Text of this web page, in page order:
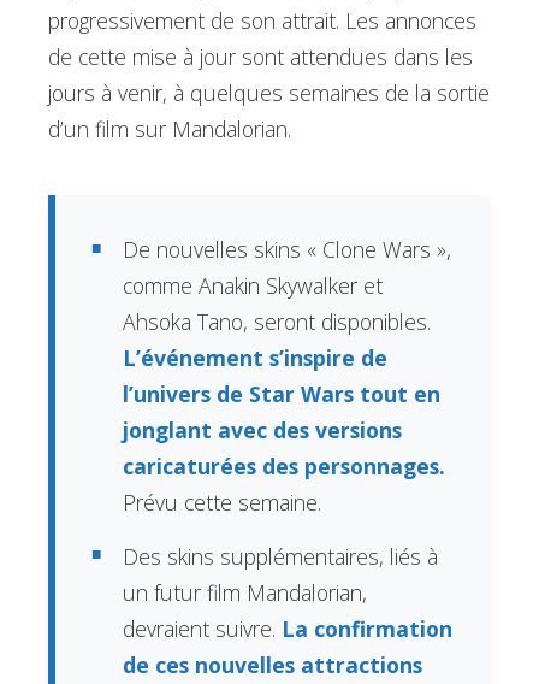
progressivement de son attrait. Les annonces
de cette mise à jour sont attendues dans les
jours à venir, à quelques semaines de la sortie
d’un film sur Mandalorian.
De nouvelles skins « Clone Wars »,
comme Anakin Skywalker et
Ahsoka Tano, seront disponibles.
L’événement s’inspire de
l’univers de Star Wars tout en
jonglant avec des versions
caricaturées des personnages.
Prévu cette semaine.
Des skins supplémentaires, liés à
un futur film Mandalorian,
devraient suivre. La confirmation
de ces nouvelles attractions